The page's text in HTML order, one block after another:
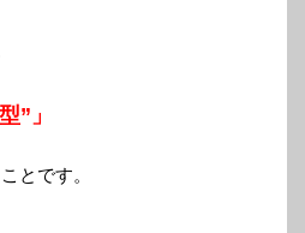
”」
とです。